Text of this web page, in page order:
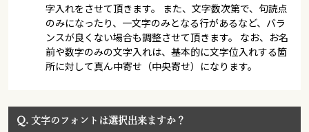
字入れをさせて頂きます。 また、文字数次第で、句読点
のみになったり、一文字のみとなる行があるなど、バラ
ンスが良くない場合も調整させて頂きます。 なお、お名
前や数字のみの文字入れは、基本的に文字位入れする箇
所に対して真ん中寄せ（中央寄せ）になります。
Q. 文字のフォントは選択出来ますか？